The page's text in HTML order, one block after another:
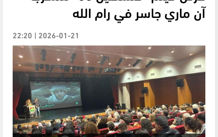
آن ماري جاسر في رام الله
2026-01-21 | 22:20